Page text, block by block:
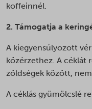
koffeinnél.
2. Támogatja a
A kiegyensúlyozott
közérzethez. A céklát
zöldségek között,
A céklás gyümölcslé